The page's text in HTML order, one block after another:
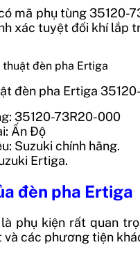
mã phụ tùng 35120-
xác tuyệt đối khí lắp
thuật đèn pha Ertiga
đèn pha Ertiga
35120-73R20-000
Ấn Độ
Suzuki chính hãng.
Ertiga.
đèn pha Ertiga
phụ kiện rất quan
các phương tiện